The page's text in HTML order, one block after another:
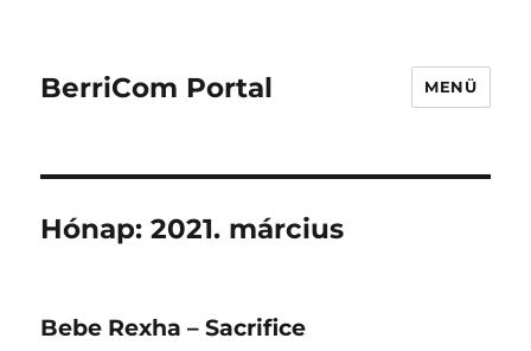
BerriCom Portal MENÜ
Hónap:2021. március
Bebe Rexha – Sacrifice